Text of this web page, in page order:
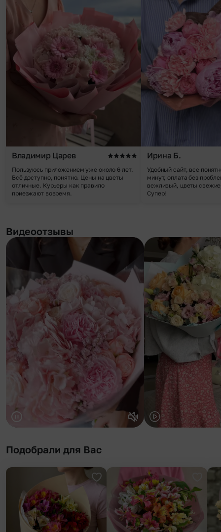
Владимир Царев
Пользуюсь приложением уже около 6 лет.
Всё доступно, понятно. Цены на цветы
отличные. Курьеры как правило
приезжают вовремя.
Ирина Б.
Удобный сайт, все
минут, оплата без
вежливый, цветы
Супер!
Видеоотзывы
Подобрали для Вас
Добавить в избранное